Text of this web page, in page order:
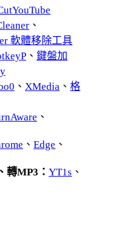
、
軟體移除工具
、 鍵盤加
、 XMedia 、 格
、
、 Edge 、
轉MP3： YT1s 、